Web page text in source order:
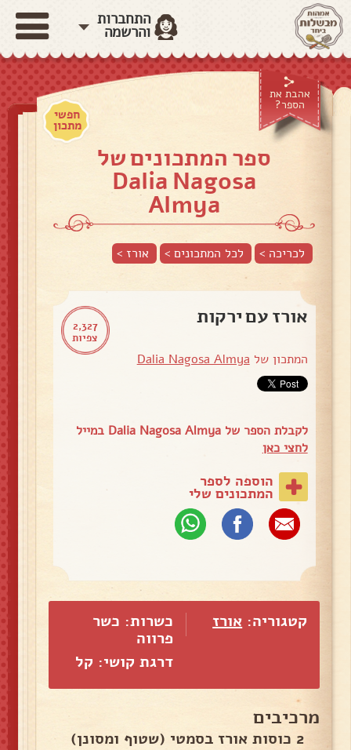
התחברות
והרשמה
אהבת את
הספר?
חפשי
מתכון
ספר המתכונים של
Dalia Nagosa
Almya
לכריכה > לכל המתכונים > אורז >
2,327
צפיות
אורז עם ירקות
המתכון של Dalia Nagosa Almya
לקבלת הספר של Dalia Nagosa Almya במייל
לחצי כאן
הוספה לספר
המתכונים שלי
קטגוריה: אורז
כשרות: כשר
פרווה
דרגת קושי: קל
מרכיבים
2 כוסות אורז בסמטי (שטוף ומסונן)